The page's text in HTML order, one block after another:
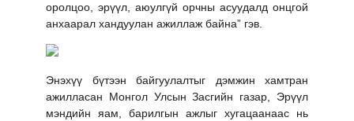
оролцоо, эрүүл, аюулгүй орчны асуудалд онцгой
анхаарал хандуулан ажиллаж байна” гэв.
Энэхүү бүтээн байгуулалтыг дэмжин хамтран
ажилласан Монгол Улсын Засгийн газар, Эрүүл
мэндийн яам, барилгын ажлыг хугацаанаас нь